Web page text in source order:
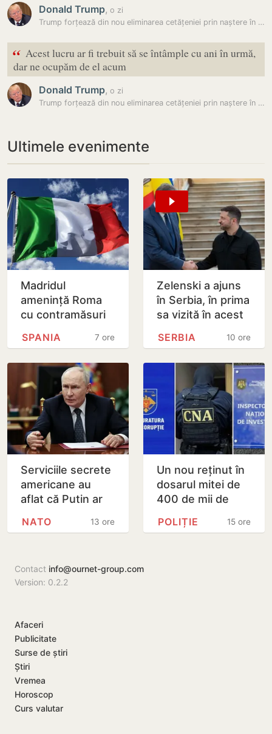
Donald Trump, o zi
Trump forțează din nou eliminarea cetățeniei prin naștere în SUA: A…
“ Acest lucru ar fi trebuit să se întâmple cu ani în urmă,
dar ne ocupăm de el acum
Donald Trump, o zi
Trump forțează din nou eliminarea cetățeniei prin naștere în SUA: A…
Ultimele evenimente
Madridul
amenință Roma
cu contramăsuri
renunță la
frontieră pentru…
7 ore
SPANIA
Zelenski a ajuns
în Serbia, în prima
sa vizită în acest
tradițional al
10 ore
SERBIA
Serviciile secrete
americane au
aflat că Putin ar
cu un atac chiar în
13 ore
NATO
Un nou reținut în
dosarul mitei de
400 de mii de
facilitat transferul
15 ore
POLIȚIE
Contact info@ournet-group.com
Version: 0.2.2
Afaceri
Publicitate
Surse de știri
Știri
Vremea
Horoscop
Curs valutar